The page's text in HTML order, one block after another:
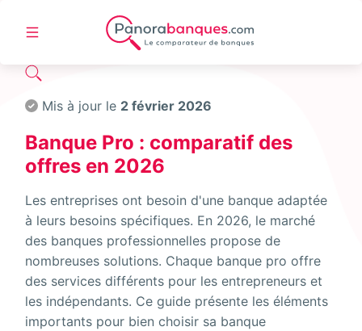
Mis à jour le 2 février 2026
Banque Pro : comparatif des
offres en 2026
Les entreprises ont besoin d'une banque adaptée
à leurs besoins spécifiques. En 2026, le marché
des banques professionnelles propose de
nombreuses solutions. Chaque banque pro offre
des services différents pour les entrepreneurs et
les indépendants. Ce guide présente les éléments
importants pour bien choisir sa banque